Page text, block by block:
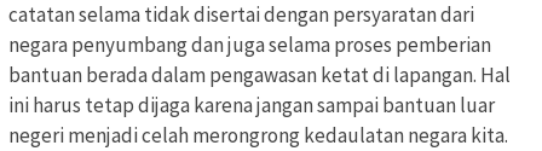
catatan selama tidak disertai dengan persyaratan dari
negara penyumbang dan juga selama proses pemberian
bantuan berada dalam pengawasan ketat di lapangan. Hal
ini harus tetap dijaga karena jangan sampai bantuan luar
negeri menjadi celah merongrong kedaulatan negara kita.